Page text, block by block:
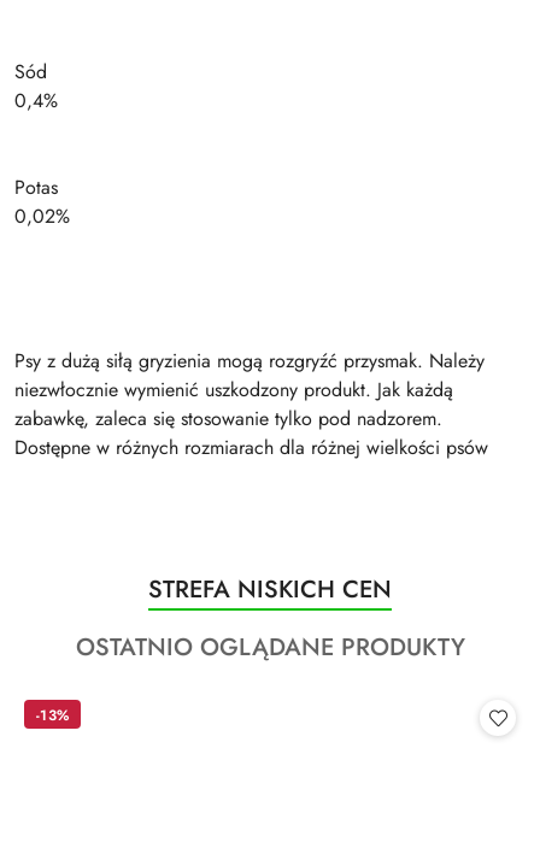
Sód
0,4%
Potas
0,02%
Psy z dużą siłą gryzienia mogą rozgryźć przysmak. Należy
niezwłocznie wymienić uszkodzony produkt. Jak każdą
zabawkę, zaleca się stosowanie tylko pod nadzorem.
Dostępne w różnych rozmiarach dla różnej wielkości psów
Pomiń karuzelę produktów
Produkty
o
statusie:
STREFA NISKICH CEN
Produkty
statusie:
OSTATNIO OGLĄDANE PRODUKTY
-13%